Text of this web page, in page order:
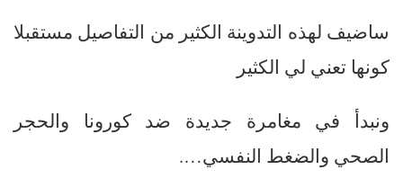
ساضيف لهذه التدوينة الكثير من التفاصيل مستقبلا
كونها تعني لي الكثير
ونبدأ في مغامرة جديدة ضد كورونا والحجر
الصحي والضغط النفسي….